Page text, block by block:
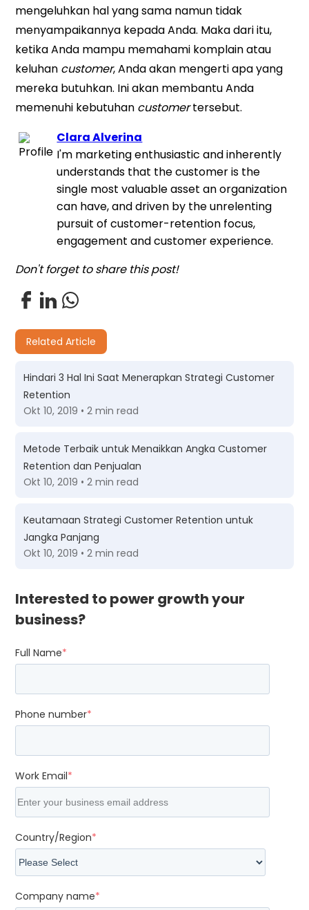
mengeluhkan hal yang sama namun tidak
menyampaikannya kepada Anda. Maka dari itu,
ketika Anda mampu memahami komplain atau
keluhan customer, Anda akan mengerti apa yang
mereka butuhkan. Ini akan membantu Anda
memenuhi kebutuhan customertersebut.
Clara Alverina
I'm marketing enthusiastic and inherently
understands that the customer is the
single most valuable asset an organization
can have, and driven by the unrelenting
pursuit of customer-retention focus,
engagement and customer experience.
Don't forget to share this post!
Related Article
Hindari 3 Hal Ini Saat Menerapkan Strategi Customer
Retention
Okt 10, 2019 • 2 min read
Metode Terbaik untuk Menaikkan Angka Customer
Retention dan Penjualan
Okt 10, 2019 • 2 min read
Keutamaan Strategi Customer Retention untuk
Jangka Panjang
Okt 10, 2019 • 2 min read
Interested to power growth your
business?
Full Name*
Phone number*
Work Email*
Country/Region*
Company name*